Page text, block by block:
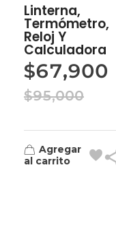
Linterna,
Termómetro,
Reloj Y
Calculadora
$67,900
$95,000
Agregar
al carrito